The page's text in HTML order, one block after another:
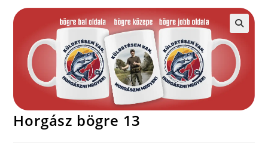
Horgász bögre 13